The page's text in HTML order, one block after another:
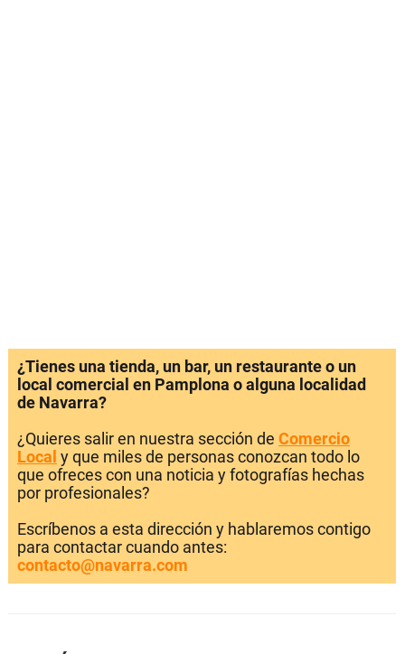
¿Tienes una tienda, un bar, un restaurante o un
local comercial en Pamplona o alguna localidad
de Navarra?
¿Quieres salir en nuestra sección de Comercio
Local y que miles de personas conozcan todo lo
que ofreces con una noticia y fotografías hechas
por profesionales?
Escríbenos a esta dirección y hablaremos contigo
para contactar cuando antes:
contacto@navarra.com